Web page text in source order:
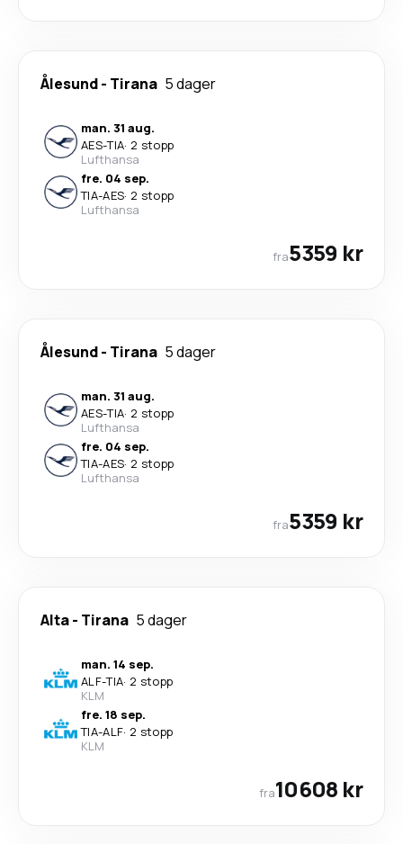
Ålesund- Tirana 5 dager
man. 31 aug.
AES-TIA· 2 stopp
Lufthansa
fre. 04 sep.
TIA-AES· 2 stopp
Lufthansa
fra5359 kr
Ålesund- Tirana 5 dager
man. 31 aug.
AES-TIA· 2 stopp
Lufthansa
fre. 04 sep.
TIA-AES· 2 stopp
Lufthansa
fra5359 kr
Alta- Tirana 5 dager
man. 14 sep.
ALF-TIA· 2 stopp
KLM
fre. 18 sep.
TIA-ALF· 2 stopp
KLM
fra10608 kr